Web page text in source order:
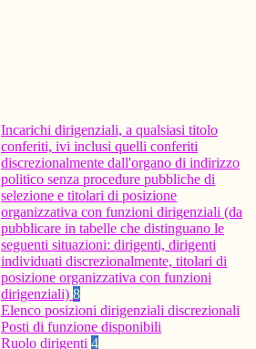
Incarichi dirigenziali, a qualsiasi titolo
conferiti, ivi inclusi quelli conferiti
discrezionalmente dall'organo di indirizzo
politico senza procedure pubbliche di
selezione e titolari di posizione
organizzativa con funzioni dirigenziali (da
pubblicare in tabelle che distinguano le
seguenti situazioni: dirigenti, dirigenti
individuati discrezionalmente, titolari di
posizione organizzativa con funzioni
dirigenziali) 8
Elenco posizioni dirigenziali discrezionali
Posti di funzione disponibili
Ruolo dirigenti 4